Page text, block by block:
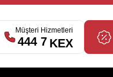
Müşteri Hizmetleri
444 7 539